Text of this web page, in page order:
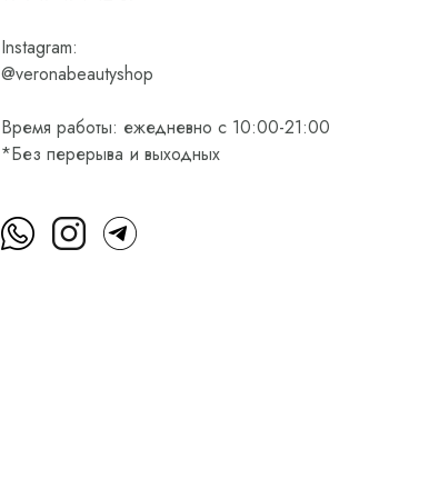
Instagram:
@veronabeautyshop
Время работы: ежедневно с 10:00-21:00
*Без перерыва и выходных